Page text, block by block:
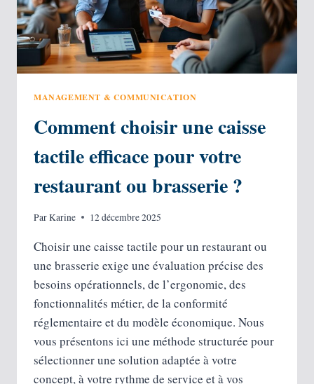
MANAGEMENT & COMMUNICATION
Comment choisir une caisse
tactile efficace pour votre
restaurant ou brasserie ?
ParKarine 12 décembre 2025
Choisir une caisse tactile pour un restaurant ou
une brasserie exige une évaluation précise des
besoins opérationnels, de l’ergonomie, des
fonctionnalités métier, de la conformité
réglementaire et du modèle économique. Nous
vous présentons ici une méthode structurée pour
sélectionner une solution adaptée à votre
concept, à votre rythme de service et à vos